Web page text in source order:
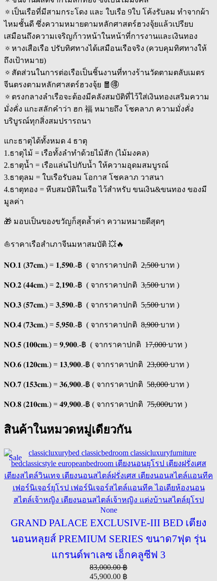
🔅เป็นเรือที่มีสามกระโดง และ ใบเรือ 9ใบ โค้งรับลม ทำจากผ้า
ไหมชั้นดี ซึ่งความหมายตามหลักศาสตร์ฮวงจุ้ยแล้วเปรียบ
เสมือนถึงความเจริญก้าวหน้าในหน้าที่การงานและเงินทอง
🔅หางเสือเรือ ปรับทิศทางได้เสมือนเรือจริง (ควบคุมทิศทางให้
ถึงเป้าหมาย)
🔅สัดส่วนในการต่อเรือเป็นชิ้นงานที่ทางร้านวัดตามตลับเมตร
จีนตรงตามหลักศาสตร์ฮวงจุ้ย 🧧🉐
🔅ตรงกลางลำเรือจะต้องมีคลังสมบัติที่ไว้ใส่เงินทองเสริมความ
มั่งคั่ง แกะสลักคำว่า ฮก 福 หมายถึง โชคลาภ ความมั่งคั่ง
บริบูรณ์ทุกสิ่งสมปรารถนา
แกะธาตุได้ทั้งหมด 4 ธาตุ
1.ธาตุไม้ = เรือทั้งลำทำด้วยไม้สัก (ไม้มงคล)
2.ธาตุน้ำ = เรือแล่นไปกับน้ำ ให้ความอุดมสมบูรณ์
3.ธาตุลม = ใบเรือรับลม โอกาส โชคลาภ วาสนา
4.ธาตุทอง = หีบสมบัติในเรือ ไว้สำหรับ ขนเงิน&ขนทอง ของมี
มูลค่า
🎁 มอบเป็นของขวัญก็สุดล้ำค่า ความหมายดีสุดๆ
⛵️ราคาเรือสำเภาจีนมหาสมบัติ 💥🔥
𝐍𝐎.𝟏 (𝟑𝟕𝐜𝐦.) = 𝟏,𝟓𝟗𝟎.-฿ ( จากราคาปกติ 2̶,̶5̶0̶0̶ บาท )
𝐍𝐎.𝟐 (𝟒𝟒𝐜𝐦.) = 𝟐,𝟏𝟗𝟎.-฿ ( จากราคาปกติ 3̶,̶5̶0̶0̶ บาท )
𝐍𝐎.𝟑 (𝟓𝟕𝐜𝐦.) = 𝟑,𝟓𝟗𝟎.-฿ ( จากราคาปกติ 5̶,̶5̶0̶0̶ บาท )
𝐍𝐎.𝟒 (𝟕𝟑𝐜𝐦.) = 𝟓,𝟗𝟓𝟎.-฿ ( จากราคาปกติ 8̶,̶9̶0̶0̶ บาท )
𝐍𝐎.𝟓 (𝟏𝟎𝟎𝐜𝐦.) = 𝟗,𝟗𝟎𝟎.-฿ ( จากราคาปกติ 1̶7̶,̶0̶0̶0̶ บาท )
𝐍𝐎.𝟔 (𝟏𝟐𝟎𝐜𝐦.) = 𝟏𝟑,𝟗𝟎𝟎.-฿ ( จากราคาปกติ 2̶3̶,̶0̶0̶0̶ บาท )
𝐍𝐎.𝟕 (𝟏𝟓𝟑𝐜𝐦.) = 𝟑𝟔,𝟗𝟎𝟎.-฿ ( จากราคาปกติ 5̶8̶,̶0̶0̶0̶ บาท )
𝐍𝐎.𝟖 (𝟐𝟏𝟎𝐜𝐦.) = 𝟒𝟗,𝟗𝟎𝟎.-฿ ( จากราคาปกติ 7̶5̶,̶0̶0̶0̶บาท )
สินค้าในหมวดหมู่เดียวกัน
Sale
None
GRAND PALACE EXCLUSIVE-III BED เตียง
นอนหลุยส์ PREMIUM SERIES ขนาด7ฟุต รุ่น
แกรนด์พาเลซ เอ็กคลูซีฟ 3
83,000.00฿
45,900.00 ฿